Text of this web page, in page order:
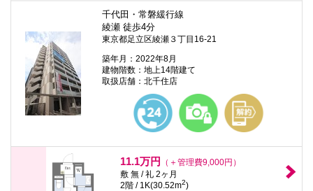
千代田・常磐緩行線
綾瀬 徒歩4分
東京都足立区綾瀬３丁目16-21
築年月：2022年8月
建物階数：地上14階建て
取扱店舗：北千住店
11.1万円
（＋管理費9,000円）
敷 無 / 礼 2ヶ月
2階 / 1K(30.52m2)